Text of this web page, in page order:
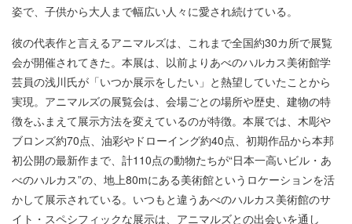
姿で、子供から大人まで幅広い人々に愛され続けている。
彼の代表作と言えるアニマルズは、これまで全国約30カ所で展覧
会が開催されてきた。本展は、以前よりあべのハルカス美術館学
芸員の浅川氏が「いつか展示をしたい」と熱望していたことから
実現。アニマルズの展覧会は、会場ごとの場所や歴史、建物の特
徴をふまえて展示方法を変えているのが特徴。本展では、木彫や
ブロンズ約70点、油彩やドローイング約40点、初期作品から本邦
初公開の最新作まで、計110点の動物たちが“日本一高いビル・あ
べのハルカス”の、地上80mにある美術館というロケーションを活
かして展示されている。いつもと違うあべのハルカス美術館のサ
イト・スペシフィックな展示は、アニマルズとの出会いを通し